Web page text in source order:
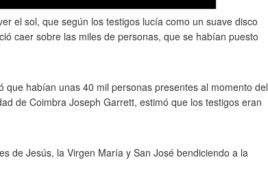
el sol, que según los testigos lucía como un suave disco
caer sobre las miles de personas, que se habían puesto
habían unas 40 mil personas presentes al momento del
de Coimbra Joseph Garrett, estimó que los testigos eran
de Jesús, la Virgen María y San José bendiciendo a la